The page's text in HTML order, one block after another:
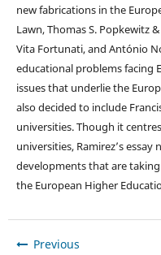
new fabrications in the
Lawn, Thomas S. Popkewitz
Vita Fortunati, and António
educational problems facing
issues that underlie the
also decided to include
universities. Though it
universities, Ramirez’s
developments that are
the European Higher
Previous